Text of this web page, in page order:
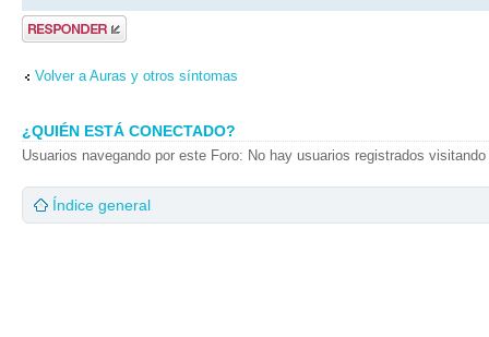
Publicar una
respuesta
Volver a Auras y otros síntomas
¿QUIÉN ESTÁ CONECTADO?
Usuarios navegando por este Foro: No hay usuarios registrados
Índice general